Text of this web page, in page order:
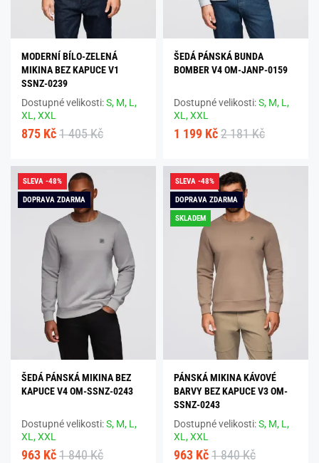
MODERNÍ BÍLO-ZELENÁ
MIKINA BEZ KAPUCE V1
SSNZ-0239
Dostupné velikosti:S, M, L,
XL,XXL
875 Kč 1 405 Kč
ŠEDÁ PÁNSKÁ BUNDA
BOMBER V4 OM-JANP-0159
Dostupné velikosti:S, M, L,
XL,XXL
1 199 Kč 2 181 Kč
SLEVA -48%
DOPRAVA ZDARMA
ŠEDÁ PÁNSKÁ MIKINA BEZ
KAPUCE V4 OM-SSNZ-0243
Dostupné velikosti:S, M, L,
XL,XXL
963 Kč 1 840 Kč
SLEVA -48%
DOPRAVA ZDARMA
SKLADEM
PÁNSKÁ MIKINA KÁVOVÉ
BARVY BEZ KAPUCE V3 OM-
SSNZ-0243
Dostupné velikosti:S, M, L,
XL,XXL
963 Kč 1 840 Kč